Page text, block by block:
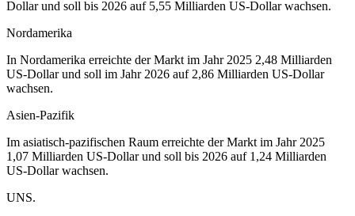
Dollar und soll bis 2026 auf 5,55 Milliarden US-Dollar wachsen.
Nordamerika
In Nordamerika erreichte der Markt im Jahr 2025 2,48 Milliarden
US-Dollar und soll im Jahr 2026 auf 2,86 Milliarden US-Dollar
wachsen.
Asien-Pazifik
Im asiatisch-pazifischen Raum erreichte der Markt im Jahr 2025
1,07 Milliarden US-Dollar und soll bis 2026 auf 1,24 Milliarden
US-Dollar wachsen.
UNS.